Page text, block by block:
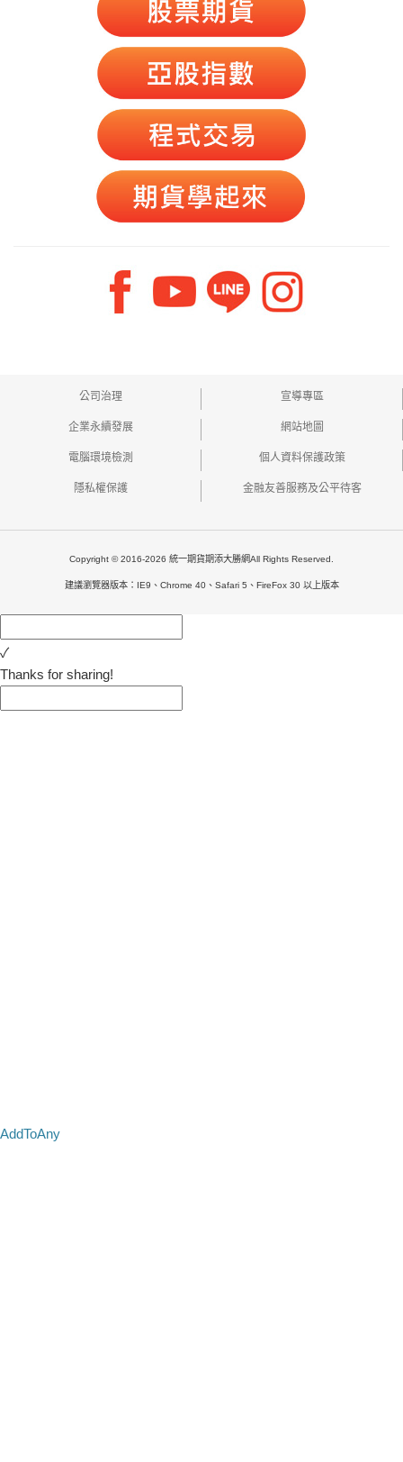
公司治理 宣導專區
企業永續發展 網站地圖
電腦環境檢測 個人資料保護政策
隱私權保護 金融友善服務及公平待客
Copyright © 2016-2026 統一期貨期添大勝網All Rights Reserved.
建議瀏覽器版本：IE9、Chrome 40、Safari 5、FireFox 30 以上版本
✓
Thanks for sharing!
AddToAny